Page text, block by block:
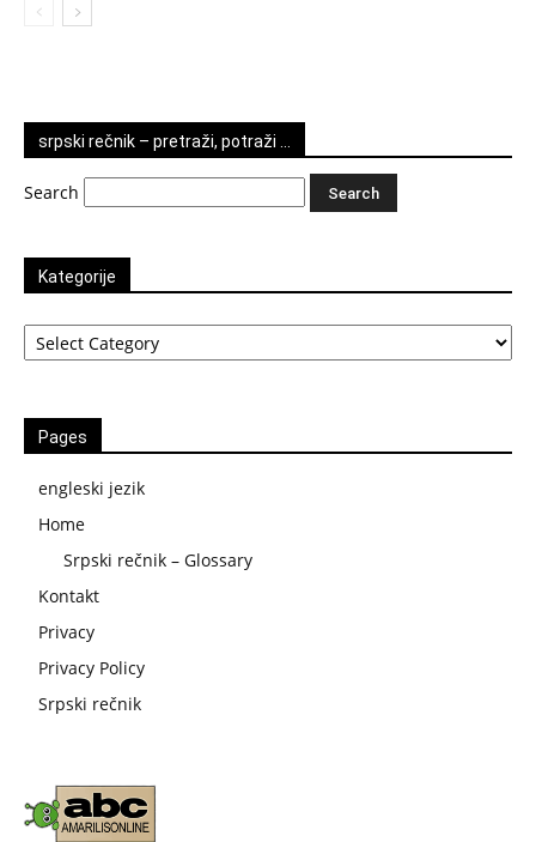
srpski rečnik – pretraži, potraži …
Search
Kategorije
Kategorije
Pages
engleski jezik
Home
Srpski rečnik – Glossary
Kontakt
Privacy
Privacy Policy
Srpski rečnik